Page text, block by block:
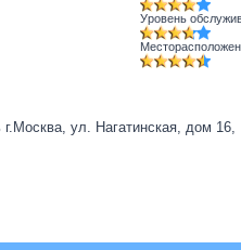
Уровень
ул. Нагатинская, дом 16,